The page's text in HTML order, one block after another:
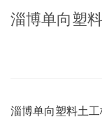
淄博单向塑
淄博单向塑料土